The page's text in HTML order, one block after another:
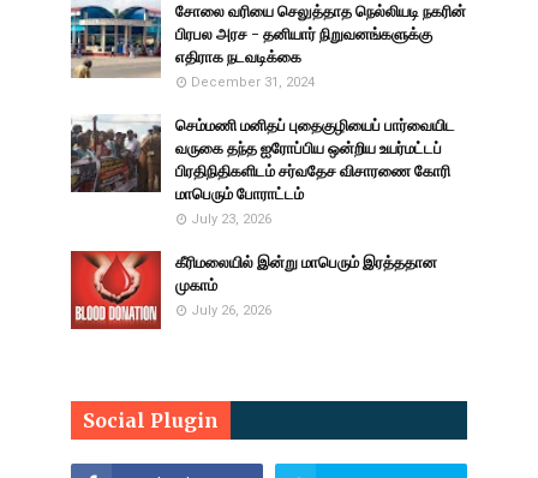
சோலை வரியை செலுத்தாத நெல்லியடி நகரின்
பிரபல அரச - தனியார் நிறுவனங்களுக்கு
எதிராக நடவடிக்கை
December 31, 2024
செம்மணி மனிதப் புதைகுழியைப் பார்வையிட
வருகை தந்த ஐரோப்பிய ஒன்றிய உயர்மட்டப்
பிரதிநிதிகளிடம் சர்வதேச விசாரணை கோரி
மாபெரும் போராட்டம்
July 23, 2026
கீரிமலையில் இன்று மாபெரும் இரத்ததான
முகாம்
July 26, 2026
Social Plugin